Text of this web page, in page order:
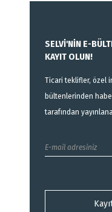
SELVİ'NİN E-
KAYIT OLUN!
Ticari teklifler, özel
bültenlerinden
tarafından